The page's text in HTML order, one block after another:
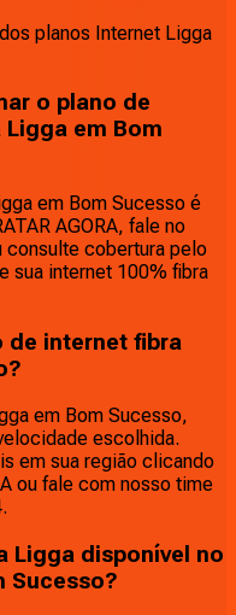
planos Internet Ligga
o plano de
em Bom
em Bom Sucesso é
AGORA, fale no
consulte cobertura pelo
sua internet 100% fibra
de internet fibra
em Bom Sucesso,
escolhida.
em sua região clicando
ou fale com nosso time
Ligga disponível no
Sucesso?